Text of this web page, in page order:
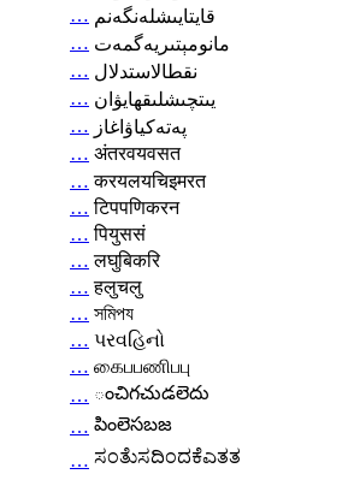
… قايتايىشلەنگەنم
… مانومېتىريەگمەت
… نقطالاستدلال
… يىتچىشلىقھايۋان
… پەتەكياۋاغاز
… अंतरवयवसत
… करयलयचिइमरत
… टिपपणिकरन
… पियुससं
… लघुबिकरि
… हलुचलु
… সমিপয
… પરવહિનો
… கைபபணிபபு
… ంచిగచుడలెదు
… పింలెసబజ
… ಸಂತೆುಸದಿಂದಕೆಎತತ